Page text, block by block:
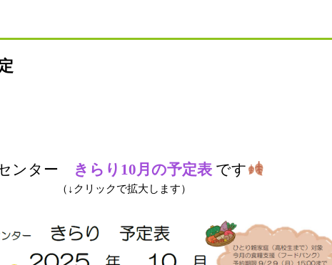
ンター きらり10月の予定表 です
（↓クリックで拡大します）